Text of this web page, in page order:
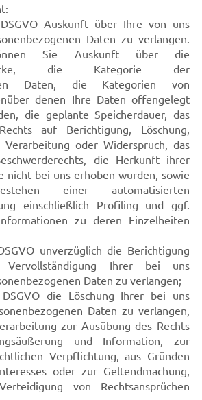
Auskunft über Ihre von uns
Daten zu verlangen.
Sie Auskunft über die
die Kategorie der
Daten, die Kategorien von
denen Ihre Daten offengelegt
die geplante Speicherdauer, das
auf Berichtigung, Löschung,
Verarbeitung oder Widerspruch, das
die Herkunft ihrer
nicht bei uns erhoben wurden, sowie
einer automatisierten
einschließlich Profiling und ggf.
zu deren Einzelheiten
unverzüglich die Berichtigung
Vervollständigung Ihrer bei uns
Daten zu verlangen;
die Löschung Ihrer bei uns
Daten zu verlangen,
zur Ausübung des Rechts
und Information, zur
Verpflichtung, aus Gründen
oder zur Geltendmachung,
von Rechtsansprüchen